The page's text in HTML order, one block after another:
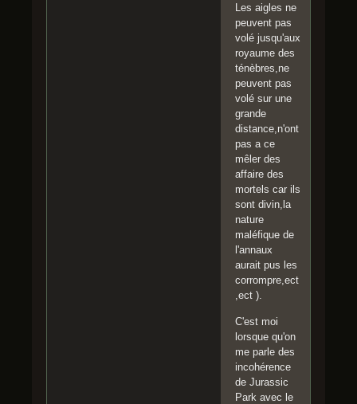
Les aigles ne
peuvent pas
volé jusqu'aux
royaume des
ténèbres,ne
peuvent pas
volé sur une
grande
distance,n'ont
pas a ce
mêler des
affaire des
mortels car ils
sont divin,la
nature
maléfique de
l'annaux
aurait pus les
corrompre,ect
,ect ).
C'est moi
lorsque qu'on
me parle des
incohérence
de Jurassic
Park avec le